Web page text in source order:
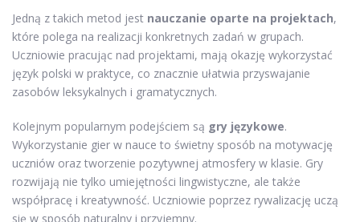
Jedną z takich metod jest nauczanie oparte na projektach,
które polega na realizacji konkretnych zadań w grupach.
Uczniowie pracując nad projektami, mają okazję wykorzystać
język polski w praktyce, co znacznie ułatwia przyswajanie
zasobów leksykalnych i gramatycznych.
Kolejnym popularnym podejściem są gry językowe.
Wykorzystanie gier w nauce to świetny sposób na motywację
uczniów oraz tworzenie pozytywnej atmosfery w klasie. Gry
rozwijają nie tylko umiejętności lingwistyczne, ale także
współpracę i kreatywność. Uczniowie poprzez rywalizację uczą
się w sposób naturalny i przyjemny.